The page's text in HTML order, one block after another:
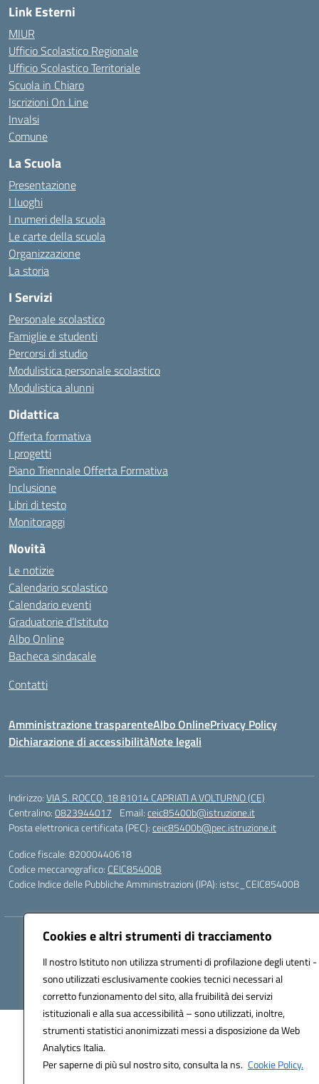
Cookies e altri strumenti di tracciamento
Il nostro Istituto non utilizza strumenti di profilazione degli utenti -
sono utilizzati esclusivamente cookies tecnici necessari al
corretto funzionamento del sito, alla fruibilità dei servizi
istituzionali e alla sua accessibilità – sono utilizzati, inoltre,
strumenti statistici anonimizzati messi a disposizione da Web
Analytics Italia.
Per saperne di più sul nostro sito, consulta la ns. Cookie Policy.
Link Esterni
MIUR
Ufficio Scolastico Regionale
Ufficio Scolastico Territoriale
Scuola in Chiaro
Iscrizioni On Line
Invalsi
Comune
La Scuola
Presentazione
I luoghi
I numeri della scuola
Le carte della scuola
Organizzazione
La storia
I Servizi
Personale scolastico
Famiglie e studenti
Percorsi di studio
Modulistica personale scolastico
Modulistica alunni
Didattica
Offerta formativa
I progetti
Piano Triennale Offerta Formativa
Inclusione
Libri di testo
Monitoraggi
Novità
Le notizie
Calendario scolastico
Calendario eventi
Graduatorie d’Istituto
Albo Online
Bacheca sindacale
Contatti
Amministrazione trasparenteAlbo OnlinePrivacy Policy
Dichiarazione di accessibilitàNote legali
Indirizzo:VIA S. ROCCO, 18 81014 CAPRIATI A VOLTURNO (CE)
Centralino:0823944017 Email:ceic85400b@istruzione.it
Posta elettronica certificata (PEC):ceic85400b@pec.istruzione.it
Codice fiscale: 82000440618
Codice meccanografico: CEIC85400B
Codice Indice delle Pubbliche Amministrazioni (IPA): istsc_CEIC85400B
Hosting & Powered by 3D Solution S.r.l.
Concept & Design by Designers Italia